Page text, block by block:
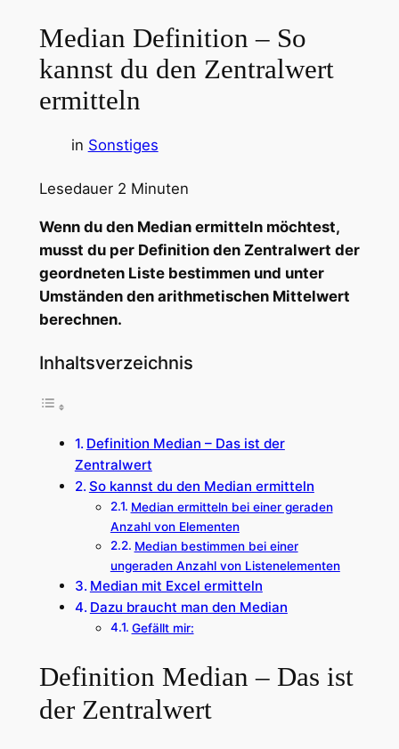
Median Definition – So
kannst du den Zentralwert
ermitteln
in Sonstiges
Lesedauer 2 Minuten
Wenn du den Median ermitteln möchtest,
musst du per Definition den Zentralwert der
geordneten Liste bestimmen und unter
Umständen den arithmetischen Mittelwert
berechnen.
Inhaltsverzeichnis
Definition Median – Das ist der
Zentralwert
So kannst du den Median ermitteln
Median ermitteln bei einer geraden
Anzahl von Elementen
Median bestimmen bei einer
ungeraden Anzahl von Listenelementen
Median mit Excel ermitteln
Dazu braucht man den Median
Gefällt mir:
Definition Median – Das ist
der Zentralwert